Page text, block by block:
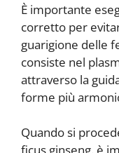
È importante
corretto per
guarigione delle
consiste nel
attraverso la
forme più
Quando si